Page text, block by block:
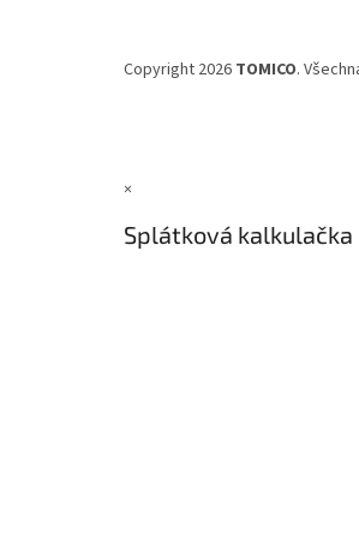
Copyright 2026 TOMICO.
×
Splátková kalkulačka